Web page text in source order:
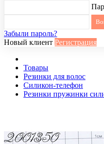
Забыли пароль?
Новый клиент Регистрация
Товары
Резинки для волос
Силикон-телефон
Резинки пружинки